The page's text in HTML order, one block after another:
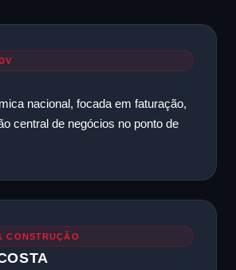
nacional, focada em faturação,
central de negócios no ponto de
CONSTRUÇÃO